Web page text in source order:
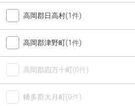
高岡郡日高村(1件)
高岡郡津野町(1件)
高岡郡四万十町(0件)
幡多郡大月町(0件)